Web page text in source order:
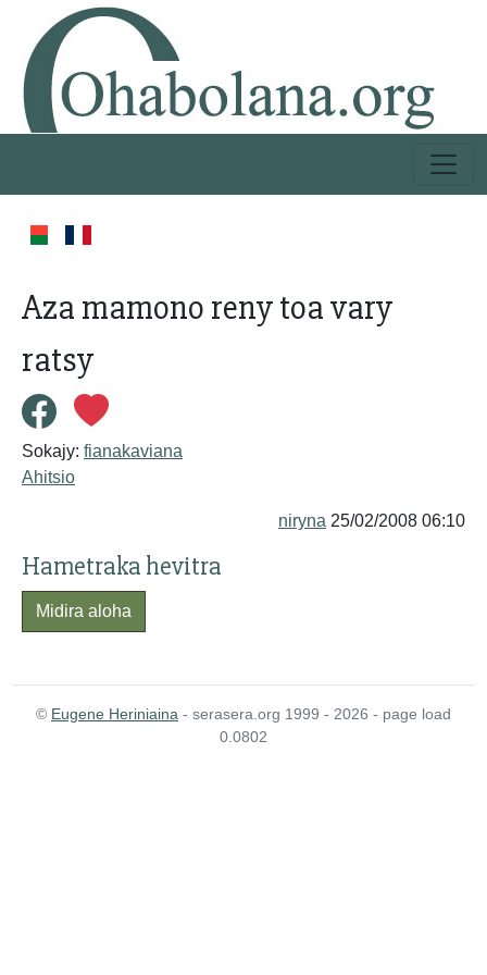
Aza mamono reny toa vary
ratsy
Sokajy: fianakaviana
Ahitsio
niryna 25/02/2008 06:10
Hametraka hevitra
Midira aloha
© Eugene Heriniaina - serasera.org 1999 - 2026 - page load
0.0802